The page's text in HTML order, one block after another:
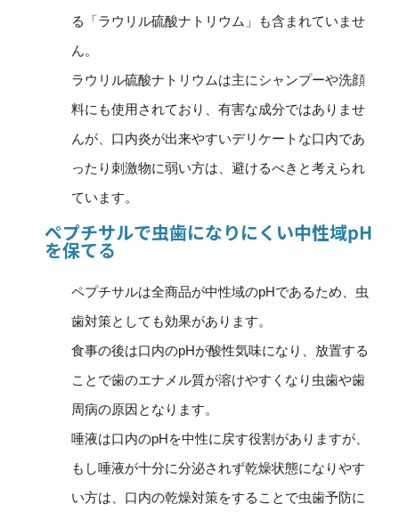
る「ラウリル硫酸ナトリウム」も含まれていませ
ん。
ラウリル硫酸ナトリウムは主にシャンプーや洗顔
料にも使用されており、有害な成分ではありませ
んが、口内炎が出来やすいデリケートな口内であ
ったり刺激物に弱い方は、避けるべきと考えられ
ています。
ペプチサルで虫歯になりにくい中性域pH
を保てる
ペプチサルは全商品が中性域のpHであるため、虫
歯対策としても効果があります。
食事の後は口内のpHが酸性気味になり、放置する
ことで歯のエナメル質が溶けやすくなり虫歯や歯
周病の原因となります。
唾液は口内のpHを中性に戻す役割がありますが、
もし唾液が十分に分泌されず乾燥状態になりやす
い方は、口内の乾燥対策をすることで虫歯予防に